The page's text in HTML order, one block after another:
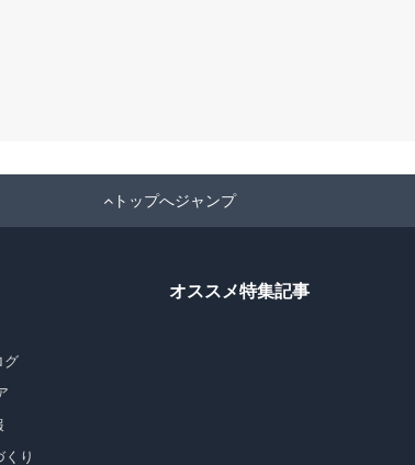
トップへジャンプ
グ
り
オススメ特集記事